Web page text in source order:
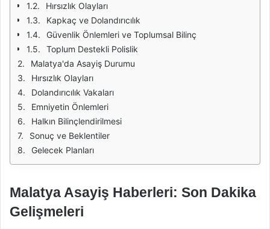
Hırsızlık Olayları
Kapkaç ve Dolandırıcılık
Güvenlik Önlemleri ve Toplumsal Bilinç
Toplum Destekli Polislik
Malatya'da Asayiş Durumu
Hırsızlık Olayları
Dolandırıcılık Vakaları
Emniyetin Önlemleri
Halkın Bilinçlendirilmesi
Sonuç ve Beklentiler
Gelecek Planları
Malatya Asayiş Haberleri: Son Dakika
Gelişmeleri